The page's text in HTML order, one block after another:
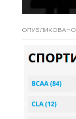
ОПУБЛИКОВАНО